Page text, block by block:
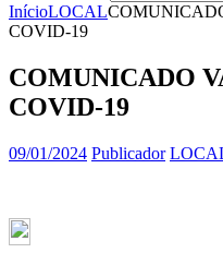
InícioLOCAL
COVID-19
COMUNICADO
COVID-19
09/01/2024 Publicador